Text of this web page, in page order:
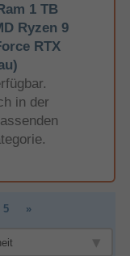
1 TB
Ryzen 9
RTX
in der
5 »